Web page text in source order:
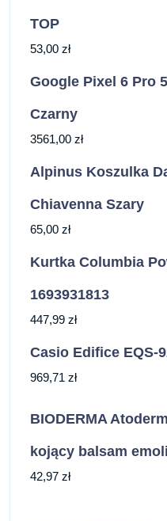
TOP
53,00 zł
Google Pixel 6 Pro
Czarny
3561,00 zł
Alpinus Koszulka
Chiavenna Szary
65,00 zł
Kurtka Columbia
1693931813
447,99 zł
Casio Edifice EQS-
969,71 zł
BIODERMA
kojący balsam
42,97 zł